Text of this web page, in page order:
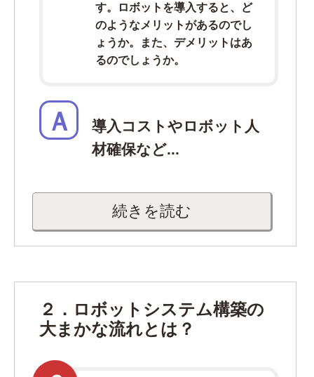
す。ロボットを導入すると、ど
のようなメリットがあるのでし
ょうか。また、デメリットはあ
るのでしょうか。
Ａ
導入コストやロボット人
材確保など...
続きを読む
２．ロボットシステム構築の
大まかな流れとは？